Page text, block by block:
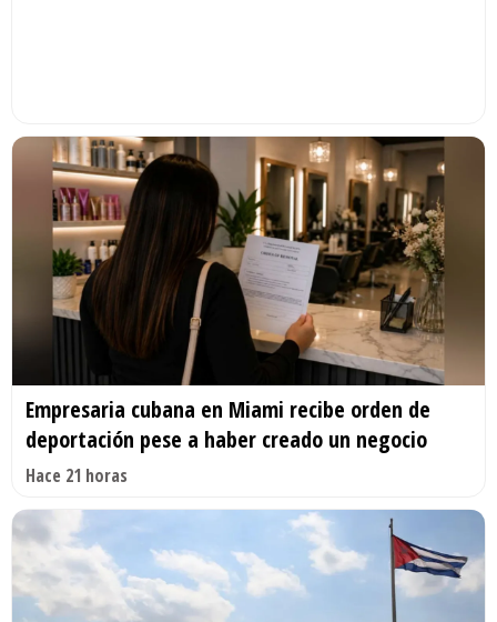
Empresaria cubana en Miami recibe orden de
deportación pese a haber creado un negocio
Hace 21 horas